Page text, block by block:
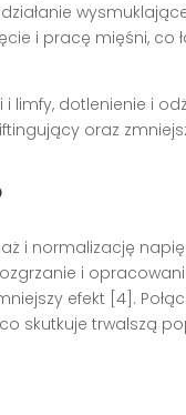
i pracę mięśni, co
limfy, dotlenienie i
oraz
i normalizację
i
efekt [4].
skutkuje trwalszą